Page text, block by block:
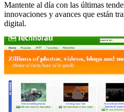
Mantente al día con las últimas
innovaciones y avances que están
digital.